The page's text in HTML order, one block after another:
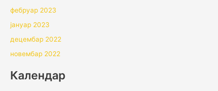
фебруар 2023
јануар 2023
децембар 2022
новембар 2022
Календар